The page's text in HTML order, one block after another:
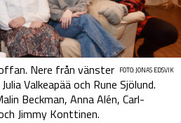
FOTO: JONAS EDSVIK
Nere från vänster
Valkeapää och Rune Sjölund.
Beckman, Anna Alén, Carl-
Jimmy Konttinen.